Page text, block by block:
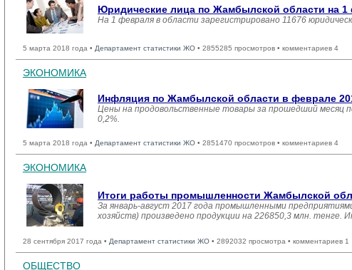
Юридические лица по Жамбылской области на 1
На 1 февраля в области зарегистрировано 11676
5 марта 2018 года • Департамент статистики ЖО • 2855285 просмотров • комментариев 4
ЭКОНОМИКА
Инфляция по Жамбылской области в феврале
Цены на продовольственные товары за прошедший месяц
0,2%.
5 марта 2018 года • Департамент статистики ЖО • 2851470 просмотров • комментариев 4
ЭКОНОМИКА
Итоги работы промышленности Жамбылской
За январь-август 2017 года промышленными
хозяйств) произведено продукции на 226850,3 млн. тенге.
28 сентября 2017 года • Департамент статистики ЖО • 2892032 просмотра • комментариев 1
ОБЩЕСТВО